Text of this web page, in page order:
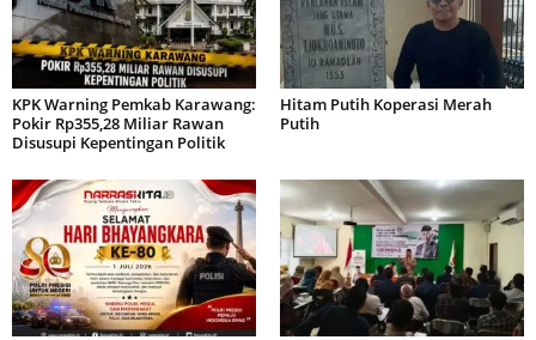
KPK Warning Pemkab Karawang:
Pokir Rp355,28 Miliar Rawan
Disusupi Kepentingan Politik
Hitam Putih Koperasi Merah
Putih